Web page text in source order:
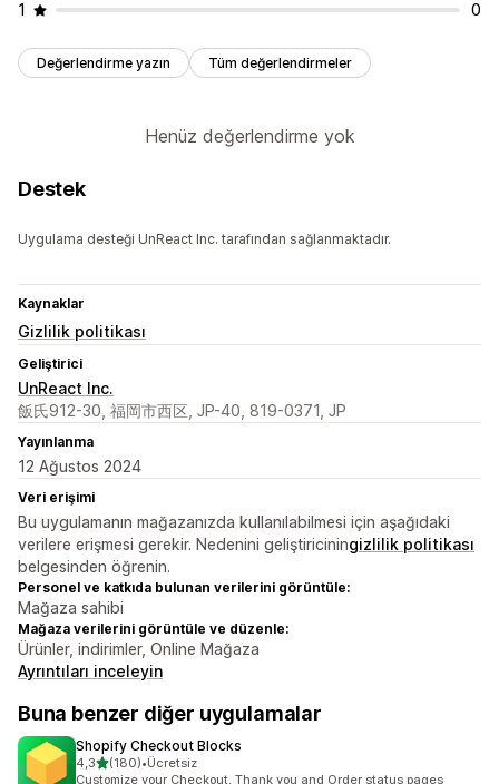
1 0
Değerlendirme yazın Tüm değerlendirmeler
Henüz değerlendirme yok
Destek
Uygulama desteği UnReact Inc. tarafından sağlanmaktadır.
Kaynaklar
Gizlilik politikası
Geliştirici
UnReact Inc.
飯氏912-30, 福岡市西区, JP-40, 819-0371, JP
Yayınlanma
12 Ağustos 2024
Veri erişimi
Bu uygulamanın mağazanızda kullanılabilmesi için aşağıdaki
verilere erişmesi gerekir. Nedenini geliştiriciningizlilik politikası
belgesinden öğrenin.
Personel ve katkıda bulunan verilerini görüntüle:
Mağaza sahibi
Mağaza verilerini görüntüle ve düzenle:
Ürünler, indirimler, Online Mağaza
Ayrıntıları inceleyin
Buna benzer diğer uygulamalar
Shopify Checkout Blocks
4,35 yıldız üzerinden
(180)
toplam 180 değerlendirme
•Ücretsiz
Customize your Checkout, Thank you and Order status pages